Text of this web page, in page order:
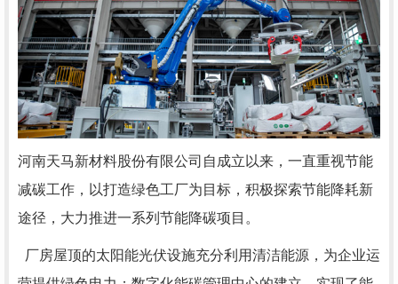
河南天马新材料股份有限公司自成立以来，一直重视节能
减碳工作，以打造绿色工厂为目标，积极探索节能降耗新
途径，大力推进一系列节能降碳项目。
厂房屋顶的太阳能光伏设施充分利用清洁能源，为企业运